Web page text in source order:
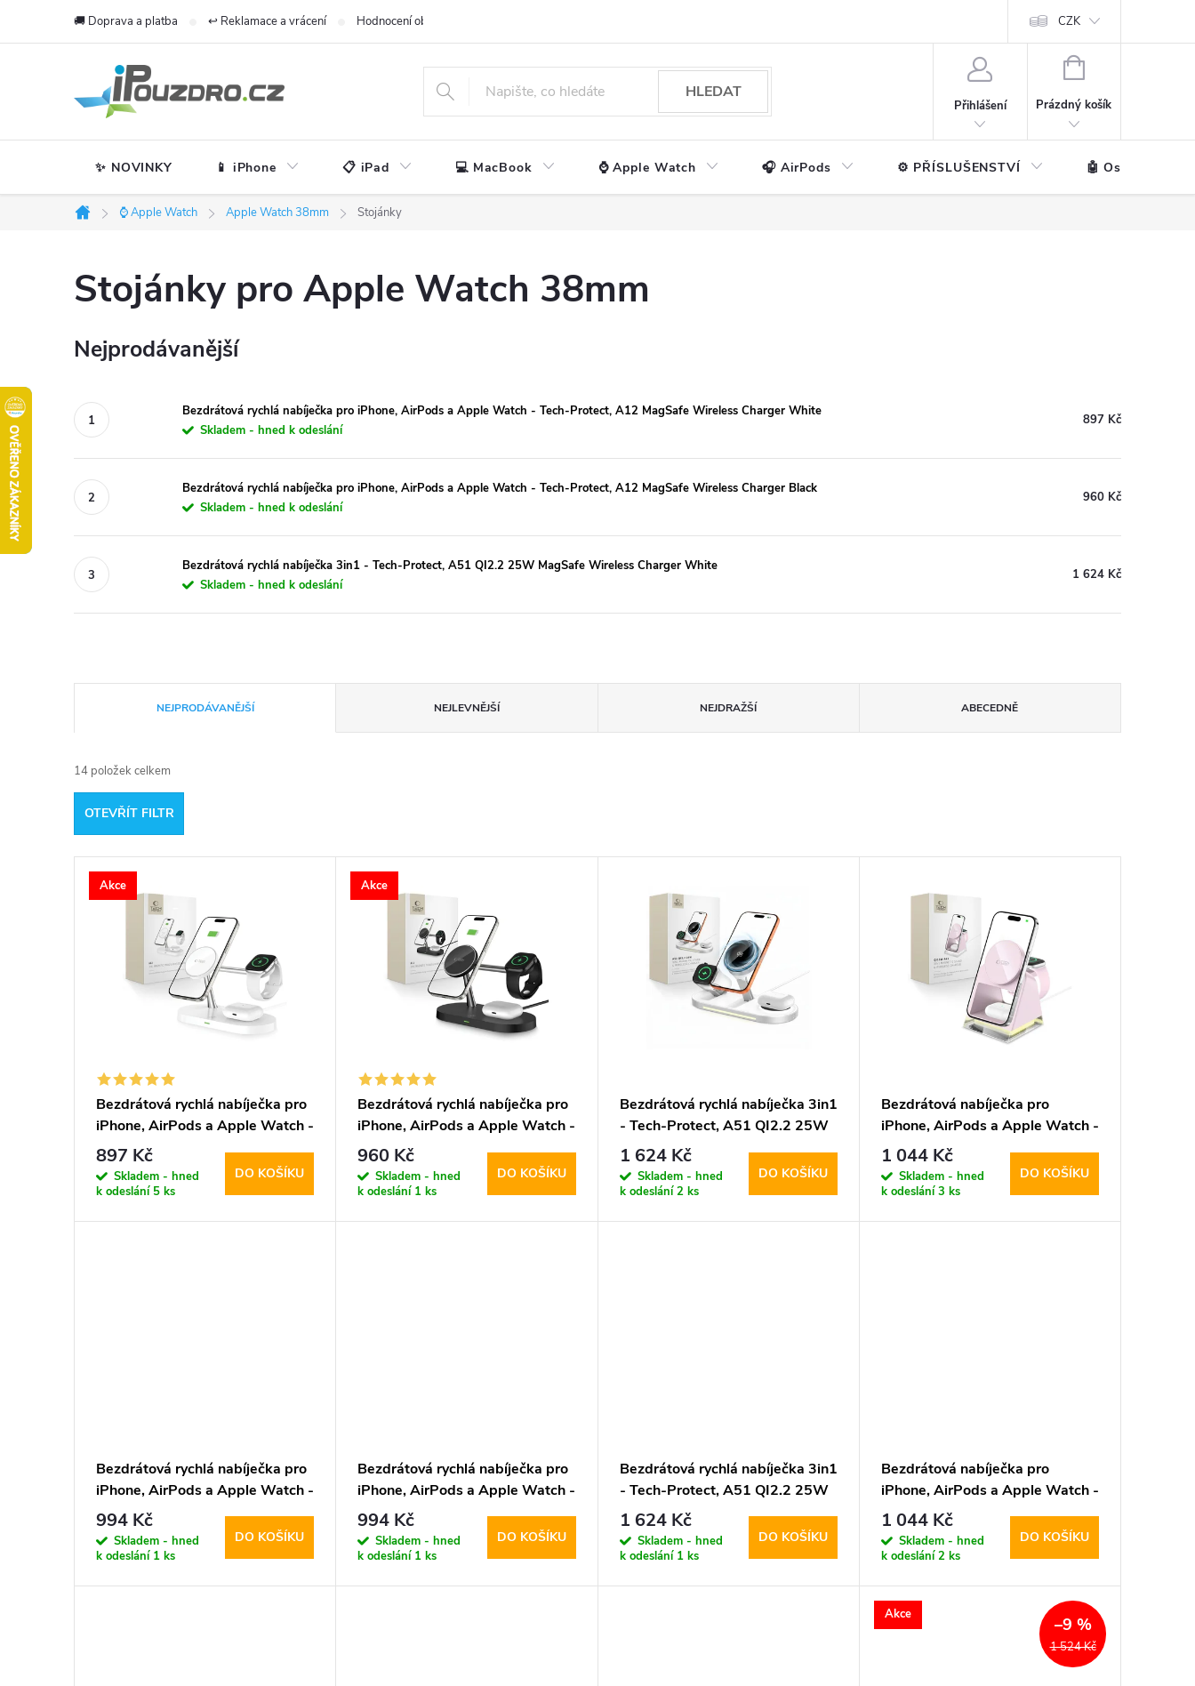
🚚 Doprava a platba ↩️ Reklamace a vrácení Hodnocení obchodu CZK
HLEDAT
Přihlášení
NÁKUPNÍ
Prázdný košík
✨ NOVINKY 📱 iPhone 📋 iPad 💻 MacBook ⌚ Apple Watch 🎧 AirPods ⚙️ PŘÍSLUŠENSTVÍ 🤖 Ostatní
Domů
⌚ Apple Watch Apple Watch 38mm Stojánky
Stojánky pro Apple Watch 38mm
Nejprodávanější
Bezdrátová rychlá nabíječka pro iPhone, AirPods a Apple Watch - Tech-Protect, A12 MagSafe Wireless Charger White
Skladem - hned k odeslání
897 Kč
Bezdrátová rychlá nabíječka pro iPhone, AirPods a Apple Watch - Tech-Protect, A12 MagSafe Wireless Charger Black
Skladem - hned k odeslání
960 Kč
Bezdrátová rychlá nabíječka 3in1 - Tech-Protect, A51 QI2.2 25W MagSafe Wireless Charger White
Skladem - hned k odeslání
1 624 Kč
a
z
e
n
t
NEJPRODÁVANĚJŠÍ NEJLEVNĚJŠÍ NEJDRAŽŠÍ ABECEDNĚ
14 položek celkem
OTEVŘÍT FILTR
V
d
Akce
Bezdrátová rychlá nabíječka pro
iPhone, AirPods a Apple Watch -
Tech-Protect, A12 MagSafe
Wireless Charger White
897 Kč
Skladem - hned
k odeslání 5 ks
DO KOŠÍKU
Akce
Bezdrátová rychlá nabíječka pro
iPhone, AirPods a Apple Watch -
Tech-Protect, A12 MagSafe
Wireless Charger Black
960 Kč
Skladem - hned
k odeslání 1 ks
DO KOŠÍKU
Bezdrátová rychlá nabíječka 3in1
- Tech-Protect, A51 QI2.2 25W
MagSafe Wireless Charger
White
1 624 Kč
Skladem - hned
k odeslání2 ks
DO KOŠÍKU
Bezdrátová nabíječka pro
iPhone, AirPods a Apple Watch -
Tech-Protect, QI15W-A43
MagSafe Pink
1 044 Kč
Skladem - hned
k odeslání3 ks
DO KOŠÍKU
Bezdrátová rychlá nabíječka pro
iPhone, AirPods a Apple Watch -
Tech-Protect, QI15W-A41
MagSafe Wireless Charger
White
994 Kč
Skladem - hned
k odeslání 1 ks
DO KOŠÍKU
Bezdrátová rychlá nabíječka pro
iPhone, AirPods a Apple Watch -
Tech-Protect, QI15W-A41
MagSafe Wireless Charger Black
994 Kč
Skladem - hned
k odeslání 1 ks
DO KOŠÍKU
Bezdrátová rychlá nabíječka 3in1
- Tech-Protect, A51 QI2.2 25W
MagSafe Wireless Charger Black
1 624 Kč
Skladem - hned
k odeslání 1 ks
DO KOŠÍKU
Bezdrátová nabíječka pro
iPhone, AirPods a Apple Watch -
Tech-Protect, QI15W-A43
MagSafe Black
1 044 Kč
Skladem - hned
k odeslání2 ks
DO KOŠÍKU
Akce
1 524 Kč
–9 %